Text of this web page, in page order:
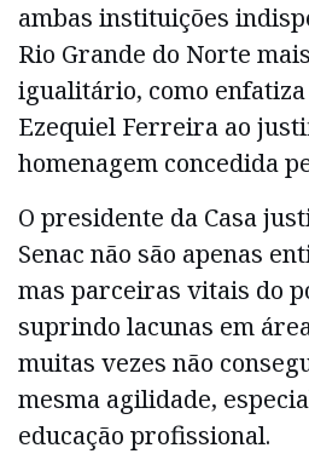
ambas instituições
Rio Grande do Norte
igualitário, como
Ezequiel Ferreira ao
homenagem concedida
O presidente da Casa
Senac não são apenas
mas parceiras vitais do
suprindo lacunas em
muitas vezes não
mesma agilidade,
educação profissional.